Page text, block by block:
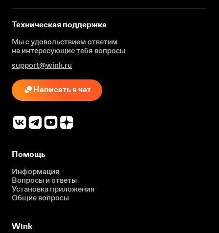
Техническая поддержка
Мы с удовольствием ответим
на интересующиетебя вопросы
support@wink.ru
Написать в чат
Помощь
Информация
Вопросы и ответы
Установка приложения
Общие вопросы
Wink